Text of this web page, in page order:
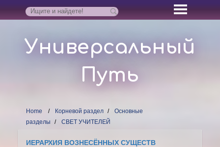
Универсальный
Путь
Home Корневой раздел
Основные
разделы
СВЕТ УЧИТЕЛЕЙ
ИЕРАРХИЯ ВОЗНЕСЁННЫХ СУЩЕСТВ